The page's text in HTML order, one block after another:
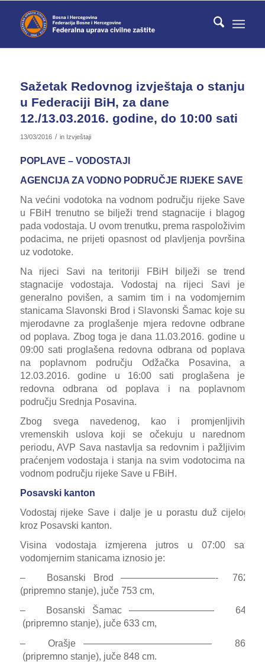
Sažetak Redovnog izvještaja o stanju
u Federaciji BiH, za dane
12./13.03.2016. godine, do 10:00 sati
13/03/2016 / in Izvještaji
POPLAVE – VODOSTAJI
AGENCIJA ZA VODNO PODRUČJE RIJEKE SAVE
Na većini vodotoka na vodnom području rijeke Save
u FBiH trenutno se bilježi trend stagnacije i blagog
pada vodostaja. U ovom trenutku, prema raspoloživim
podacima, ne prijeti opasnost od plavljenja površina
uz vodotoke.
Na rijeci Savi na teritoriji FBiH bilježi se trend
stagnacije vodostaja. Vodostaj na rijeci Savi je
generalno povišen, a samim tim i na vodomjernim
stanicama Slavonski Brod i Slavonski Šamac koje su
mjerodavne za proglašenje mjera redovne odbrane
od poplava. Zbog toga je dana 11.03.2016. godine u
09:00 sati proglašena redovna odbrana od poplava
na poplavnom području Odžačka Posavina, a
12.03.2016. godine u 16:00 sati proglašena je
redovna odbrana od poplava i na poplavnom
području Srednja Posavina.
Zbog svega navedenog, kao i promjenljivih
vremenskih uslova koji se očekuju u narednom
periodu, AVP Sava nastavlja sa redovnim i pažljivim
praćenjem vodostaja i stanja na svim vodotocima na
vodnom području rijeke Save u FBiH.
Posavski kanton
Vodostaj rijeke Save i dalje je u porastu duž cijelog
kroz Posavski kanton.
Visina vodostaja izmjerena jutros u 07:00 sati,
vodomjernim stanicama iznosio je:
– Bosanski Brod ——————————- 762
(pripremno stanje), juče 753 cm,
– Bosanski Šamac ————————— 646
(pripremno stanje), juče 633 cm,
– Orašje —————————————– 865
(pripremno stanje), juče 848 cm.